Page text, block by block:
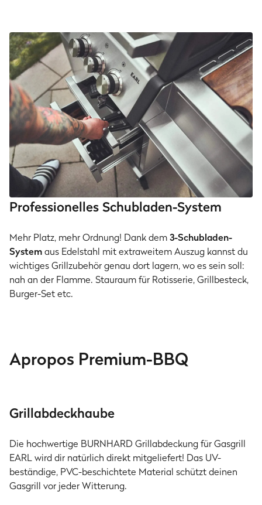
Professionelles Schubladen-System
Mehr Platz, mehr Ordnung! Dank dem3-Schubladen-
Systemaus Edelstahl mit extraweitem Auszug kannst du
wichtiges Grillzubehör genau dort lagern, wo es sein soll:
nah an der Flamme. Stauraum für Rotisserie, Grillbesteck,
Burger-Set etc.
Apropos Premium-BBQ
Grillabdeckhaube
Die hochwertige BURNHARD Grillabdeckung für Gasgrill
EARL wird dir natürlich direkt mitgeliefert! Das UV-
beständige, PVC-beschichtete Material schützt deinen
Gasgrill vor jeder Witterung.